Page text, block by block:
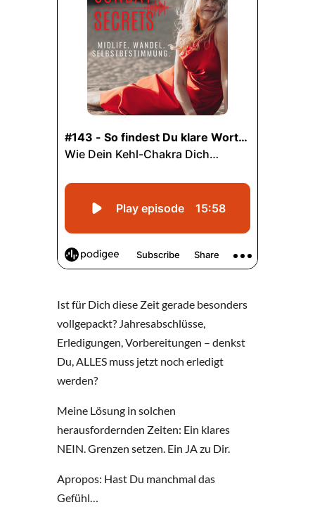
Ist für Dich diese Zeit gerade besonders
vollgepackt? Jahresabschlüsse,
Erledigungen, Vorbereitungen – denkst
Du, ALLES muss jetzt noch erledigt
werden?
Meine Lösung in solchen
herausfordernden Zeiten: Ein klares
NEIN. Grenzen setzen. Ein JA zu Dir.
Apropos: Hast Du manchmal das
Gefühl…